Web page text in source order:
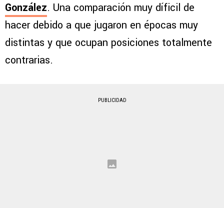
González. Una comparación muy díficil de
hacer debido a que jugaron en épocas muy
distintas y que ocupan posiciones totalmente
contrarias.
PUBLICIDAD